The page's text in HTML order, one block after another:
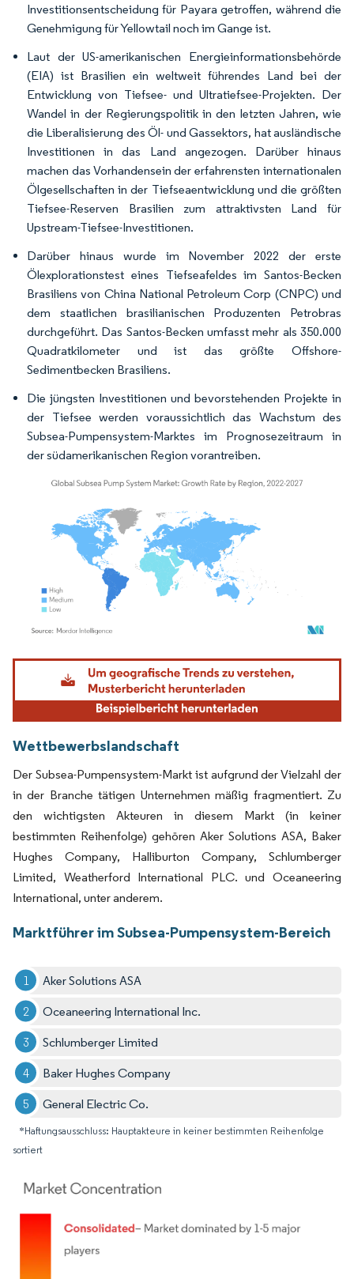
Investitionsentscheidung für Payara getroffen, während die
Genehmigung für Yellowtail noch im Gange ist.
Laut der US-amerikanischen Energieinformationsbehörde
(EIA) ist Brasilien ein weltweit führendes Land bei der
Entwicklung von Tiefsee- und Ultratiefsee-Projekten. Der
Wandel in der Regierungspolitik in den letzten Jahren, wie
die Liberalisierung des Öl- und Gassektors, hat ausländische
Investitionen in das Land angezogen. Darüber hinaus
machen das Vorhandensein der erfahrensten internationalen
Ölgesellschaften in der Tiefseaentwicklung und die größten
Tiefsee-Reserven Brasilien zum attraktivsten Land für
Upstream-Tiefsee-Investitionen.
Darüber hinaus wurde im November 2022 der erste
Ölexplorationstest eines Tiefseafeldes im Santos-Becken
Brasiliens von China National Petroleum Corp (CNPC) und
dem staatlichen brasilianischen Produzenten Petrobras
durchgeführt. Das Santos-Becken umfasst mehr als 350.000
Quadratkilometer und ist das größte Offshore-
Sedimentbecken Brasiliens.
Die jüngsten Investitionen und bevorstehenden Projekte in
der Tiefsee werden voraussichtlich das Wachstum des
Subsea-Pumpensystem-Marktes im Prognosezeitraum in
der südamerikanischen Region vorantreiben.
Bild © Mordor Intelligence. Wiederverwendung erfordert Namensnennung gemäß
Wettbewerbslandschaft
Der Subsea-Pumpensystem-Markt ist aufgrund der Vielzahl der
in der Branche tätigen Unternehmen mäßig fragmentiert. Zu
den wichtigsten Akteuren in diesem Markt (in keiner
bestimmten Reihenfolge) gehören Aker Solutions ASA, Baker
Hughes Company, Halliburton Company, Schlumberger
Limited, Weatherford International PLC. und Oceaneering
International, unter anderem.
Marktführer im Subsea-Pumpensystem-Bereich
Aker Solutions ASA
Oceaneering International Inc.
Schlumberger Limited
Baker Hughes Company
General Electric Co.
*Haftungsausschluss: Hauptakteure in keiner bestimmten Reihenfolge
sortiert